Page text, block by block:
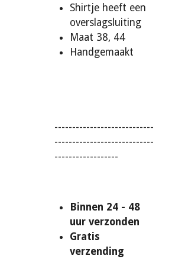
Shirtje heeft een
overslagsluiting
Maat 38, 44
Handgemaakt
----------------------------
----------------------------
------------------
Binnen 24 - 48
uur verzonden
Gratis
verzending